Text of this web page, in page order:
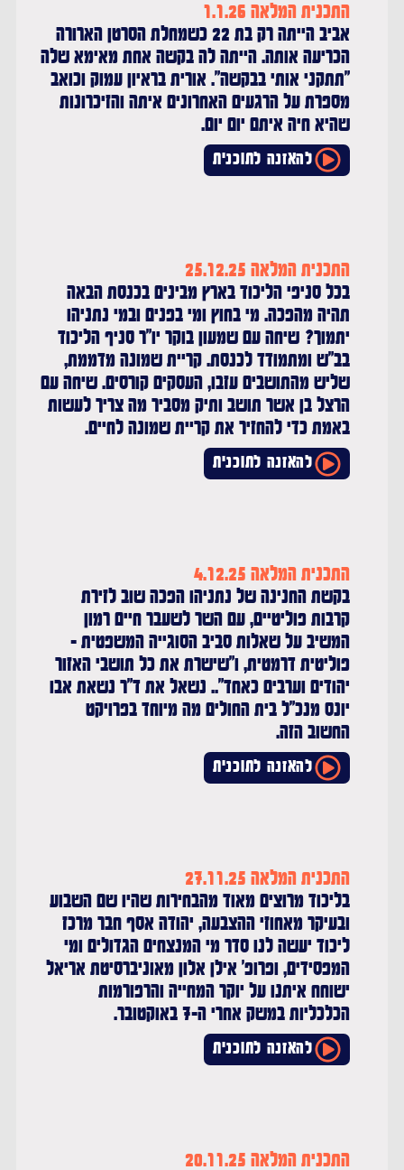
התכנית המלאה 1.1.26
אביב הייתה רק בת 22 כשמחלת הסרטן הארורה
הכריעה אותה. הייתה לה בקשה אחת מאימא שלה
"תתקני אותי בבקשה". אורית בראיון עמוק וכואב
מספרת על הרגעים האחרונים איתה והזיכרונות
שהיא חיה איתם יום יום.
להאזנה לתוכנית
התכנית המלאה 25.12.25
בכל סניפי הליכוד בארץ מבינים בכנסת הבאה
תהיה מהפכה. מי בחוץ ומי בפנים ובמי נתניהו
יתמוך? שיחה עם שמעון בוקר יו"ר סניף הליכוד
בב"ש ומתמודד לכנסת. קריית שמונה מדממת,
שליש מהתושבים עזבו, העסקים קורסים. שיחה עם
הרצל בן אשר תושב ותיק מסביר מה צריך לעשות
באמת כדי להחזיר את קריית שמונה לחיים.
להאזנה לתוכנית
התכנית המלאה 4.12.25
בקשת החנינה של נתניהו הפכה שוב לזירת
קרבות פוליטיים, עם השר לשעבר חיים רמון
המשיב על שאלות סביב הסוגייה המשפטית -
פוליטית דרמטית, ו"שישרת את כל תושבי האזור
יהודים וערבים כאחד".. נשאל את ד"ר נשאת אבו
יונס מנכ"ל בית החולים מה מיוחד בפרויקט
החשוב הזה.
להאזנה לתוכנית
התכנית המלאה 27.11.25
בליכוד מרוצים מאוד מהבחירות שהיו שם השבוע
ובעיקר מאחוזי ההצבעה, יהודה אסף חבר מרכז
ליכוד יעשה לנו סדר מי המנצחים הגדולים ומי
המפסידים, ופרופ' אילן אלון מאוניברסיטת אריאל
ישוחח איתנו על יוקר המחייה והרפורמות
הכלכליות במשק אחרי ה-7 באוקטובר.
להאזנה לתוכנית
התכנית המלאה 20.11.25